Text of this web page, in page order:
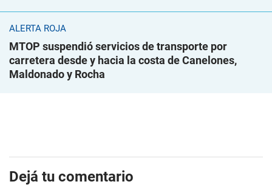
ALERTA ROJA
MTOP suspendió servicios de transporte por
carretera desde y hacia la costa de Canelones,
Maldonado y Rocha
Dejá tu comentario